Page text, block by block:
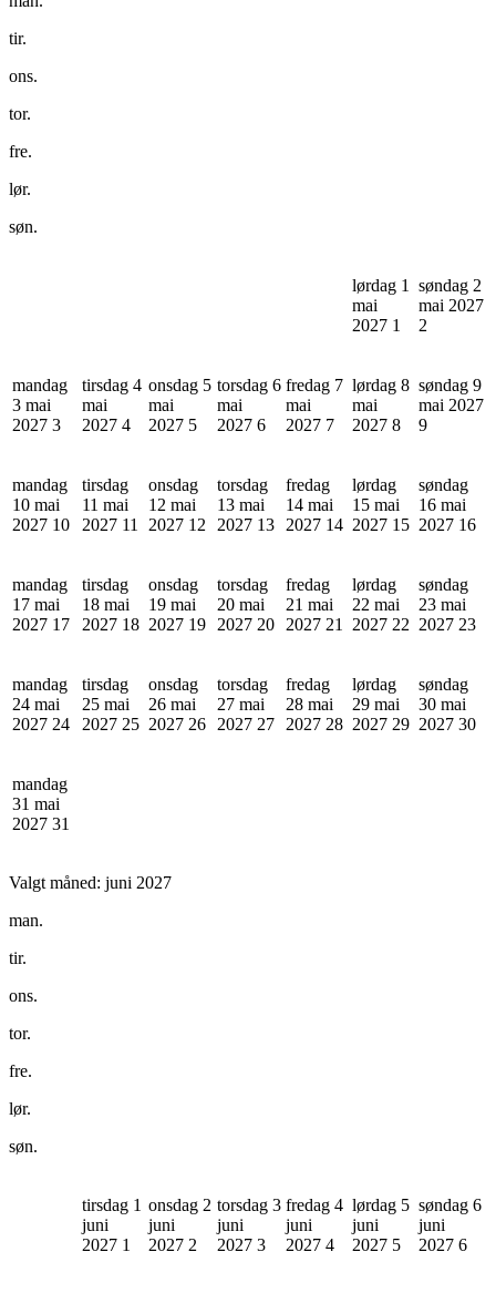
tir.
ons.
tor.
fre.
lør.
søn.
lørdag 1
mai
2027 1
søndag 2
mai 2027
2
mandag
3 mai
2027 3
tirsdag 4
mai
2027 4
onsdag 5
mai
2027 5
torsdag 6
mai
2027 6
fredag 7
mai
2027 7
lørdag 8
mai
2027 8
søndag 9
mai 2027
9
mandag
10 mai
2027 10
tirsdag
11 mai
2027 11
onsdag
12 mai
2027 12
torsdag
13 mai
2027 13
fredag
14 mai
2027 14
lørdag
15 mai
2027 15
søndag
16 mai
2027 16
mandag
17 mai
2027 17
tirsdag
18 mai
2027 18
onsdag
19 mai
2027 19
torsdag
20 mai
2027 20
fredag
21 mai
2027 21
lørdag
22 mai
2027 22
søndag
23 mai
2027 23
mandag
24 mai
2027 24
tirsdag
25 mai
2027 25
onsdag
26 mai
2027 26
torsdag
27 mai
2027 27
fredag
28 mai
2027 28
lørdag
29 mai
2027 29
søndag
30 mai
2027 30
mandag
31 mai
2027 31
Valgt måned: juni 2027
man.
tir.
ons.
tor.
fre.
lør.
søn.
tirsdag 1
juni
2027 1
onsdag 2
juni
2027 2
torsdag 3
juni
2027 3
fredag 4
juni
2027 4
lørdag 5
juni
2027 5
søndag 6
juni
2027 6